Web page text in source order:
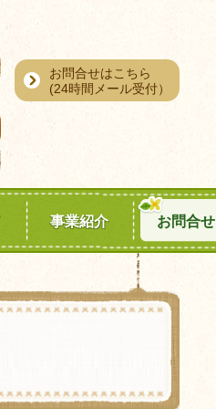
お問合せはこちら
(24時間メール受付）
事業紹介 お問合せ